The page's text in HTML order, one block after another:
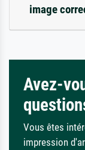
image
Avez-
Vous êtes
impression